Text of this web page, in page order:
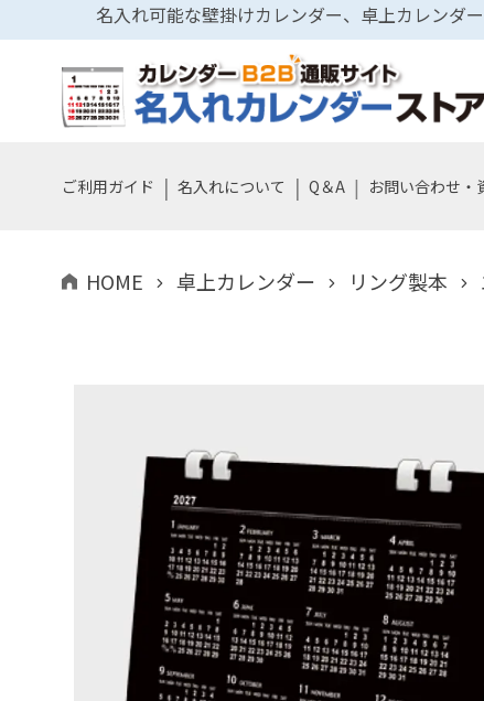
名入れ可能な壁掛けカレンダー、卓上カレンダ
ご利用ガイド | 名入れについて | Q＆A | お問い合わせ・
HOME 卓上カレンダー リング製本